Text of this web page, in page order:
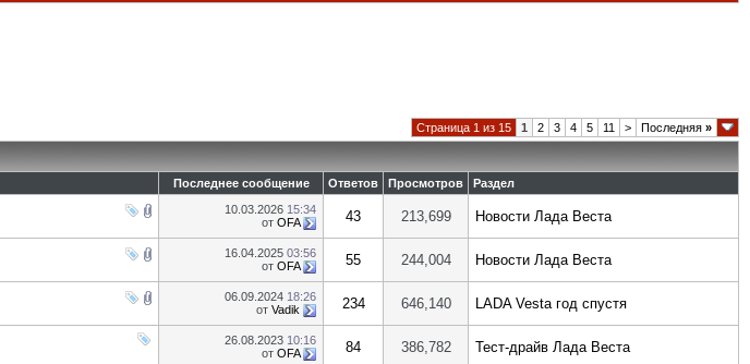
Страница 1 из 15 1 2 3 4 5 11 > Последняя »
Последнее сообщение Ответов Просмотров Раздел
10.03.2026 15:34
от OFA 43 213,699 Новости Лада Веста
16.04.2025 03:56
от OFA 55 244,004 Новости Лада Веста
06.09.2024 18:26
от Vadik 234 646,140 LADA Vesta год спустя
26.08.2023 10:16
от OFA 84 386,782 Тест-драйв Лада Веста